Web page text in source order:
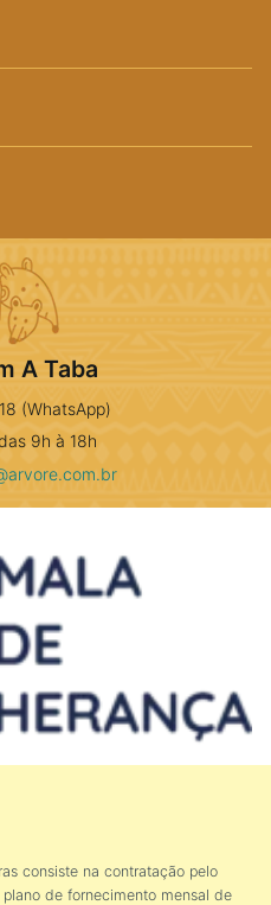
A Taba
(WhatsApp)
9h à 18h
consiste na contratação pelo
de fornecimento mensal de